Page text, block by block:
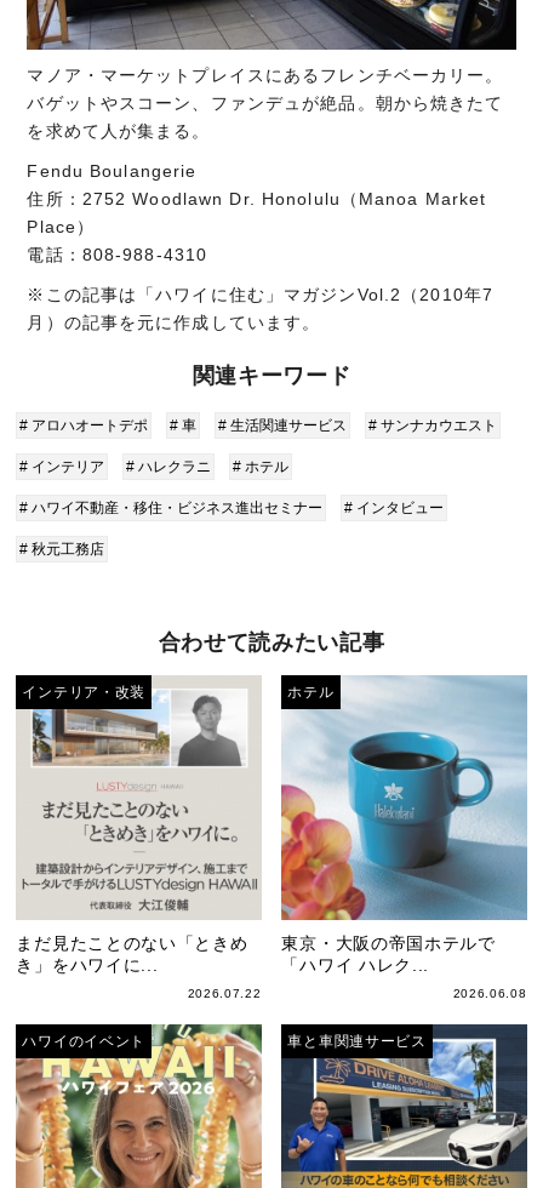
マノア・マーケットプレイスにあるフレンチベーカリー。
バゲットやスコーン、ファンデュが絶品。朝から焼きたて
を求めて人が集まる。
Fendu Boulangerie
住所：2752 Woodlawn Dr. Honolulu（Manoa Market
Place）
電話：808-988-4310
※この記事は「ハワイに住む」マガジンVol.2（2010年7
月）の記事を元に作成しています。
関連キーワード
# アロハオートデポ # 車 # 生活関連サービス # サンナカウエスト
# インテリア # ハレクラニ # ホテル
# ハワイ不動産・移住・ビジネス進出セミナー # インタビュー
# 秋元工務店
合わせて読みたい記事
インテリア・改装
まだ見たことのない「ときめ
き」をハワイに...
2026.07.22
ホテル
東京・大阪の帝国ホテルで
「ハワイ ハレク...
2026.06.08
ハワイのイベント 車と車関連サービス